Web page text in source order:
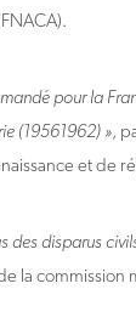
pour la
(19561962) »,
et de
des disparus
la commission